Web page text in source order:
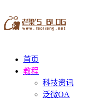
首页
教程
科技资讯
泛微OA